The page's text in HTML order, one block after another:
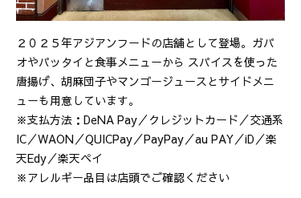
２０２５年アジアンフードの店舗として登場。ガパ
オやパッタイと食事メニューから スパイスを使った
唐揚げ、胡麻団子やマンゴージュースとサイドメニ
ューも用意しています。
※支払方法：DeNA Pay／クレジットカード／交通系
IC／WAON／QUICPay／PayPay／au PAY／iD／楽
天Edy／楽天ペイ
※アレルギー品目は店頭でご確認ください